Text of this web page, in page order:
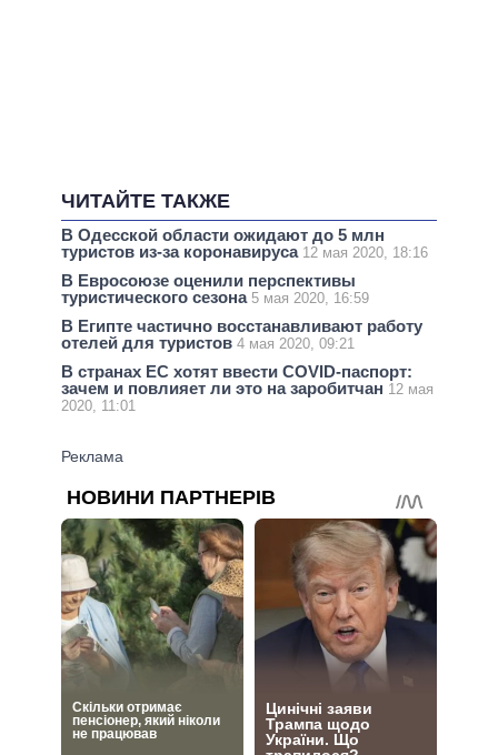
ЧИТАЙТЕ ТАКЖЕ
В Одесской области ожидают до 5 млн
туристов из-за коронавируса 12 мая 2020, 18:16
В Евросоюзе оценили перспективы
туристического сезона 5 мая 2020, 16:59
В Египте частично восстанавливают работу
отелей для туристов 4 мая 2020, 09:21
В странах ЕС хотят ввести COVID-паспорт:
зачем и повлияет ли это на заробитчан 12 мая
2020, 11:01